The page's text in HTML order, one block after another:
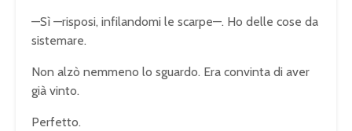
—Sì —risposi, infilandomi le scarpe—. Ho delle cose da
sistemare.
Non alzò nemmeno lo sguardo. Era convinta di aver
già vinto.
Perfetto.